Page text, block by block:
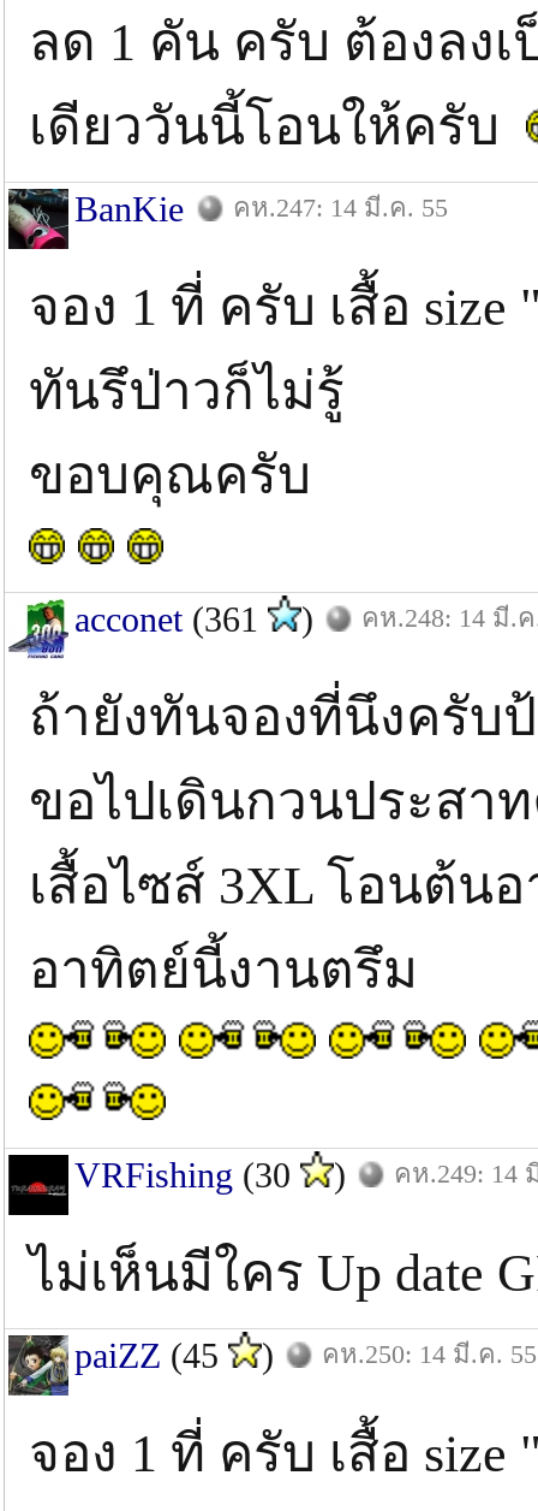
ลด 1 คัน ครับ ต้องลง
เดียววันนี้โอนให้ครับ
BanKie คห.247: 14 มี.ค. 55
จอง 1 ที่ ครับ เสื้อ size
ทันรึป่าวก็ไม่รู้
ขอบคุณครับ
acconet(361 ) คห.248: 14 มี.
ถ้ายังทันจองที่นึงครับ
ขอไปเดินกวนประสา
เสื้อไซส์ 3XL โอนต้น
อาทิตย์นี้งานตรึม
VRFishing (30 ) คห.249: 14
ไม่เห็นมีใคร Up date
paiZZ (45 ) คห.250: 14 มี.ค. 55
จอง 1 ที่ ครับ เสื้อ size